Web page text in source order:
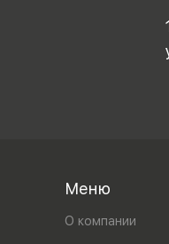
Меню
О компании